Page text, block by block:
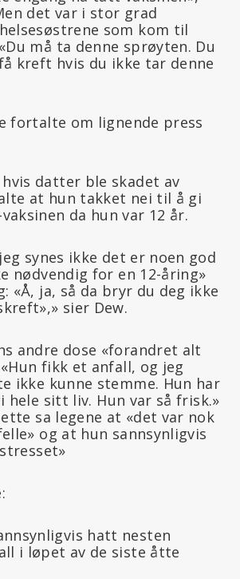
det var i stor grad
som kom til
må ta denne sprøyten. Du
kreft hvis du ikke tar denne
fortalte om lignende press
hvis datter ble skadet av
at hun takket nei til å gi
da hun var 12 år.
jeg synes ikke det er noen god
nødvendig for en 12-åring»
«Å, ja, så da bryr du deg ikke
sier Dew.
andre dose «forandret alt
«Hun fikk et anfall, og jeg
ikke kunne stemme. Hun har
hele sitt liv. Hun var så frisk.»
sa legene at «det var nok
og at hun sannsynligvis
hatt nesten
i løpet av de siste åtte